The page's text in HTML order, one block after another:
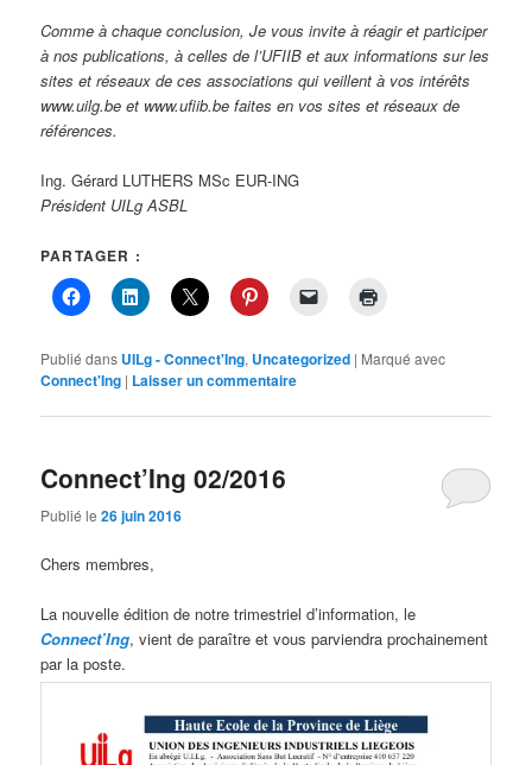
Comme à chaque conclusion, Je vous invite à réagir et participer
à nos publications, à celles de l’UFIIB et aux informations sur les
sites et réseaux de ces associations qui veillent à vos intérêts
www.uilg.be et www.ufiib.be faites en vos sites et réseaux de
références.
Ing. Gérard LUTHERS MSc EUR-ING
Président UILg ASBL
PARTAGER :
Publié dans UILg - Connect'Ing, Uncategorized | Marqué avec
Connect'Ing | Laisser un commentaire
Connect’Ing 02/2016
Publié le26 juin 2016
Chers membres,
La nouvelle édition de notre trimestriel d’information, le
Connect’Ing, vient de paraître et vous parviendra prochainement
par la poste.